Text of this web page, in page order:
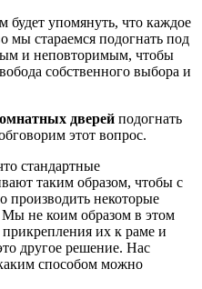
будет упомянуть, что каждое
мы стараемся подогнать под
и неповторимым, чтобы
собственного выбора и
дверей подогнать
этот вопрос.
стандартные
таким образом, чтобы с
некоторые
не коим образом в этом
прикрепления их к раме и
другое решение. Нас
способом можно